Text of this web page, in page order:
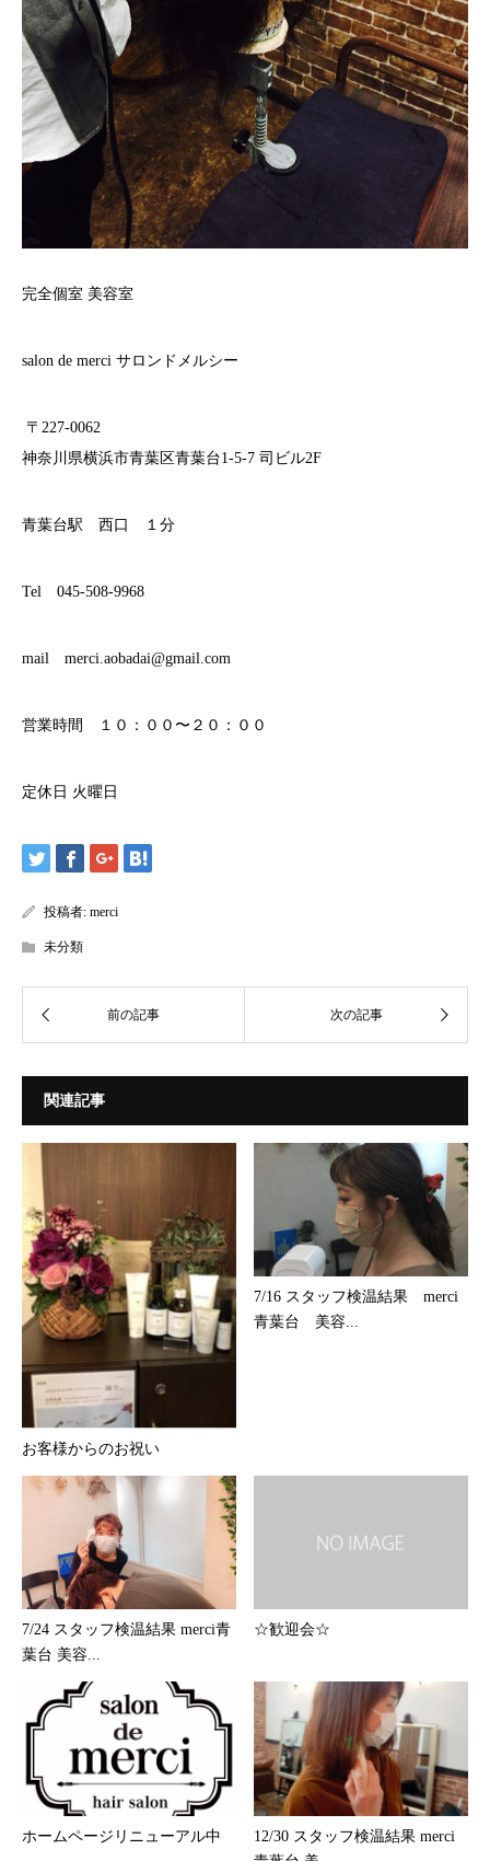
完全個室 美容室
salon de merci サロンドメルシー
〒227-0062
神奈川県横浜市青葉区青葉台1-5-7 司ビル2F
青葉台駅 西口 １分
Tel 045-508-9968
mail merci.aobadai@gmail.com
営業時間 １０：００〜２０：００
定休日 火曜日
投稿者: merci
未分類
関連記事
お客様からのお祝い
7/16 スタッフ検温結果 merci
青葉台 美容...
7/24 スタッフ検温結果 merci青
葉台 美容...
☆歓迎会☆
ホームページリニューアル中
12/30 スタッフ検温結果 merci